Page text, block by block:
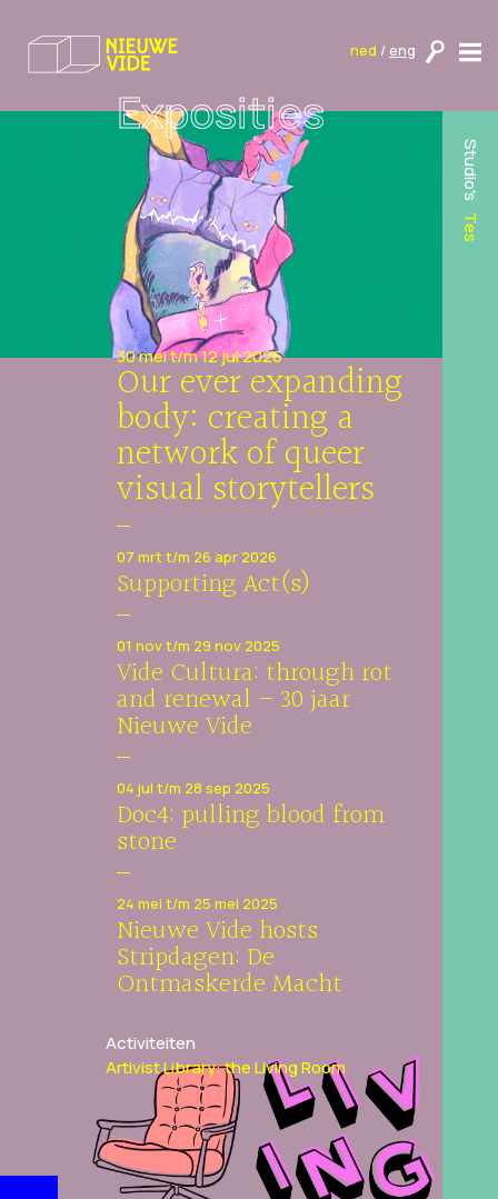
ned / eng
Exposities
30 mei t/m 12 jul 2026
Our ever expanding
body: creating a
network of queer
visual storytellers
07 mrt t/m 26 apr 2026
Supporting Act(s)
01 nov t/m 29 nov 2025
Vide Cultura: through rot
and renewal – 30 jaar
Nieuwe Vide
04 jul t/m 28 sep 2025
Doc4: pulling blood from
stone
24 mei t/m 25 mei 2025
Nieuwe Vide hosts
Stripdagen: De
Ontmaskerde Macht
Activiteiten
Artivist Library: the Living Room
Studio's
Tes